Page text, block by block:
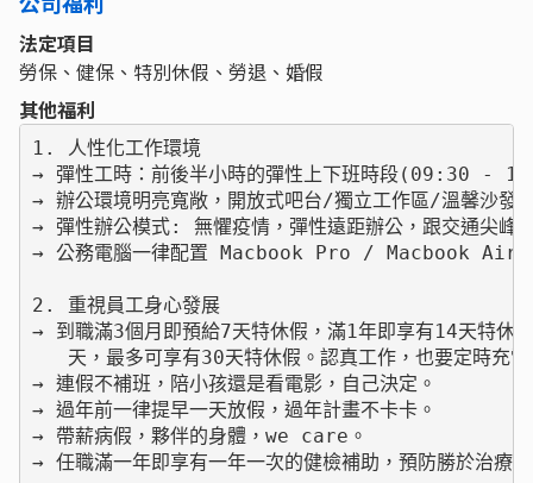
法定項目
勞保、健保、特別休假、勞退、婚假
其他福利
1. 人性化工作環境
→ 彈性工時：前後半小時的彈性上下班時段(09:30 -
→ 辦公環境明亮寬敞，開放式吧台/獨立工作區/溫馨沙發
→ 彈性辦公模式: 無懼疫情，彈性遠距辦公，跟交通尖峰
→ 公務電腦一律配置 Macbook Pro / Macbook Air
2. 重視員工身心發展
→ 到職滿3個月即預給7天特休假，滿1年即享有14天特休
天，最多可享有30天特休假。認真工作，也要定時充電
→ 連假不補班，陪小孩還是看電影，自己決定。
→ 過年前一律提早一天放假，過年計畫不卡卡。
→ 帶薪病假，夥伴的身體，we care。
→ 任職滿一年即享有一年一次的健檢補助，預防勝於治療。